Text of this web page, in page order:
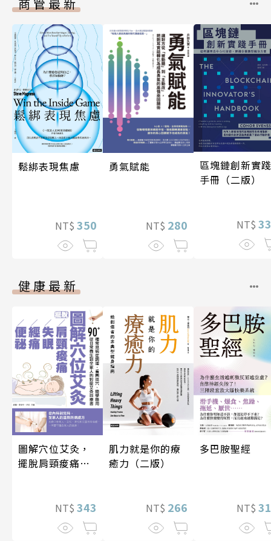
鬆綁表現焦慮
NT$ 350
勇氣賦能
NT$ 280
區塊鏈創新實踐
手冊（二版）
NT$
健康最新
圖解穴位艾灸，
擺脫肩頸痠痛、
NT$ 343
肌力就是你的療
癒力（二版）
NT$ 266
多巴胺聖經
NT$